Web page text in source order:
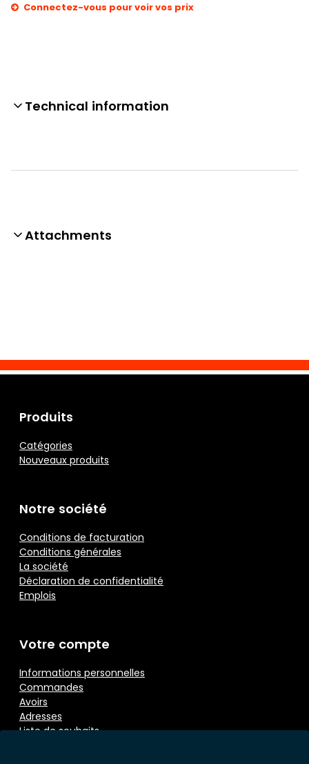
Connectez-vous pour voir vos prix
Technical information
Attachments
Produits
Catégories
Nouveaux produits
Notre société
Conditions de facturation
Conditions générales
La société
Déclaration de confidentialité
Emplois
Votre compte
Informations personnelles
Commandes
Avoirs
Adresses
Liste de souhaits